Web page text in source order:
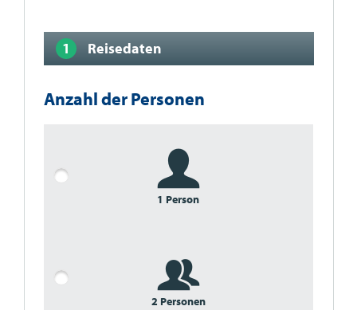
Reisedaten
Anzahl der Personen
1 Person
2 Personen